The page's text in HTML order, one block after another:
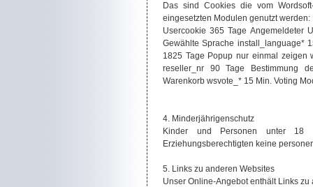
Das sind Cookies die vom
eingesetzten Modulen genutzt werden:
Usercookie 365 Tage Angemeldeter
Gewählte Sprache install_language*
1825 Tage Popup nur einmal zeigen
reseller_nr 90 Tage Bestimmung
Warenkorb wsvote_* 15 Min. Voting
4. Minderjährigenschutz
Kinder und Personen unter 18
Erziehungsberechtigten keine
5. Links zu anderen Websites
Unser Online-Angebot enthält Links